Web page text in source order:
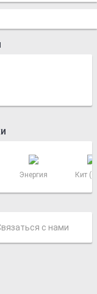
Энергия Кит
с нами